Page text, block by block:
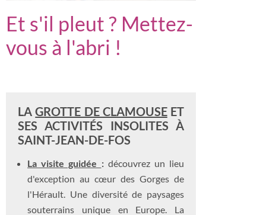
Et s'il pleut ? Mettez-
vous à l'abri !
LAGROTTE DE CLAMOUSEET
SES ACTIVITÉS INSOLITES À
SAINT-JEAN-DE-FOS
La visite guidée :découvrez un lieu
d'exception au cœur des Gorges de
l'Hérault. Une diversité de paysages
souterrains unique en Europe. La